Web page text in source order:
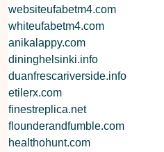
websiteufabetm4.com
whiteufabetm4.com
anikalappy.com
dininghelsinki.info
duanfrescariverside.info
etilerx.com
finestreplica.net
flounderandfumble.com
healthohunt.com